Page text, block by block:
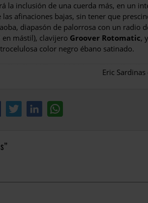
la inclusión de una cuerda más, en un
afinaciones bajas, sin tener que
diapasón de palorrosa con un radio
mástil), clavijero Groover Rotomatic,
color negro ébano satinado.
Eric